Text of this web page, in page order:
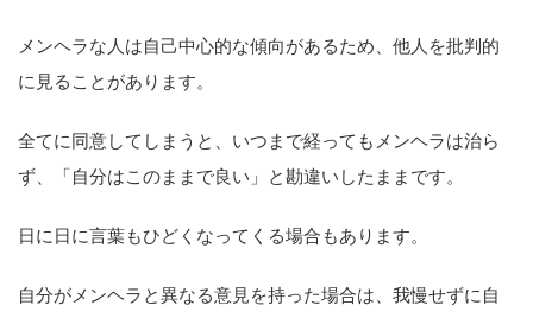
メンヘラな人は自己中心的な傾向があるため、他人を批判的
に見ることがあります。
全てに同意してしまうと、いつまで経ってもメンヘラは治ら
ず、「自分はこのままで良い」と勘違いしたままです。
日に日に言葉もひどくなってくる場合もあります。
自分がメンヘラと異なる意見を持った場合は、我慢せずに自